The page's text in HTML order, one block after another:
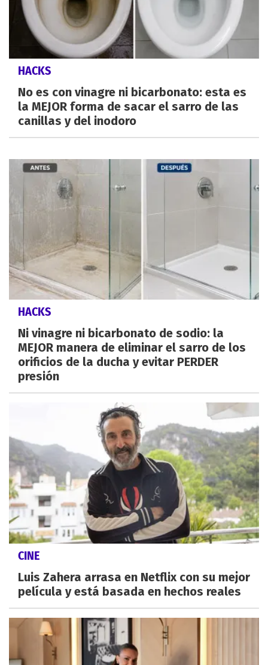
HACKS
No es con vinagre ni bicarbonato: esta es
la MEJOR forma de sacar el sarro de las
canillas y del inodoro
HACKS
Ni vinagre ni bicarbonato de sodio: la
MEJOR manera de eliminar el sarro de los
orificios de la ducha y evitar PERDER
presión
CINE
Luis Zahera arrasa en Netflix con su mejor
película y está basada en hechos reales